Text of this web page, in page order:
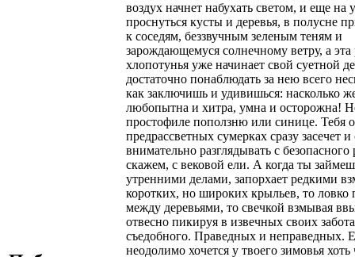
воздух начнет набухать светом, и еще на
проснуться кусты и деревья, в полусне
к соседям, беззвучным зеленым теням и
зарождающемуся солнечному ветру, а эта
хлопотунья уже начинает свой суетной
достаточно понаблюдать за нею всего
как заключишь и удивишься: насколько
любопытна и хитра, умна и осторожна!
простофиле поползню или синице. Тебя
предрассветных сумерках сразу засечет и
внимательно разглядывать с безопасного
скажем, с вековой ели. А когда ты
утренними делами, запорхает редкими
коротких, но широких крыльев, то ловко
между деревьями, то свечкой взмывая
отвесно пикируя в извечных своих
съедобного. Праведных и неправедных.
неодолимо хочется у твоего зимовья